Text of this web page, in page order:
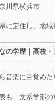
川県横浜市
に定住し、地域
の学歴｜高校・
音楽に目覚めた
も、文系学部の